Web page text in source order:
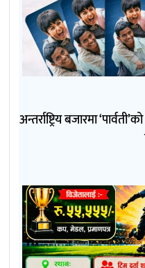
अन्तर्राष्ट्रिय बजारमा